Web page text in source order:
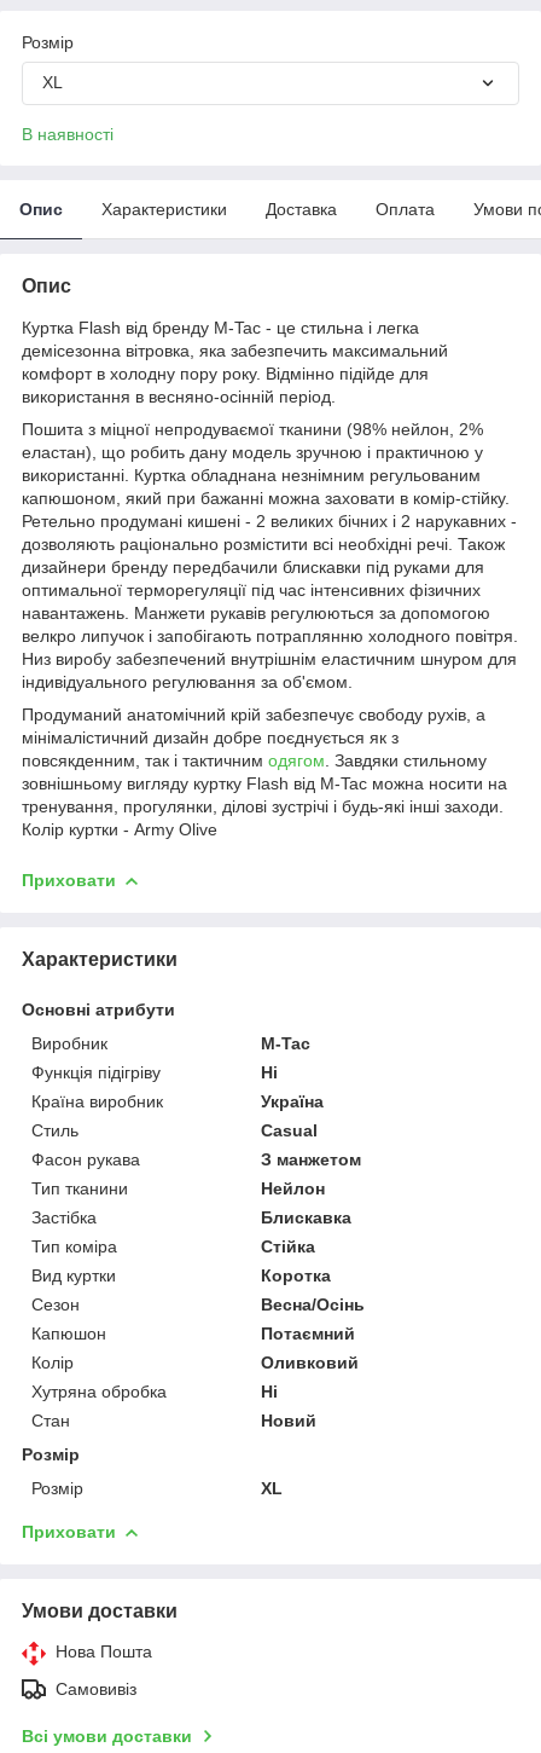
Розмір
XL
В наявності
Опис Характеристики Доставка Оплата Умови
Опис
Куртка Flash від бренду M-Tac - це стильна і легка
демісезонна вітровка, яка забезпечить максимальний
комфорт в холодну пору року. Відмінно підійде для
використання в весняно-осінній період.
Пошита з міцної непродуваємої тканини (98% нейлон, 2%
еластан), що робить дану модель зручною і практичною у
використанні. Куртка обладнана незнімним регульованим
капюшоном, який при бажанні можна заховати в комір-стійку.
Ретельно продумані кишені - 2 великих бічних і 2 нарукавних -
дозволяють раціонально розмістити всі необхідні речі. Також
дизайнери бренду передбачили блискавки під руками для
оптимальної терморегуляції під час інтенсивних фізичних
навантажень. Манжети рукавів регулюються за допомогою
велкро липучок і запобігають потраплянню холодного повітря.
Низ виробу забезпечений внутрішнім еластичним шнуром для
індивідуального регулювання за об'ємом.
Продуманий анатомічний крій забезпечує свободу рухів, а
мінімалістичний дизайн добре поєднується як з
повсякденним, так і тактичним одягом . Завдяки стильному
зовнішньому вигляду куртку Flash від M-Tac можна носити на
тренування, прогулянки, ділові зустрічі і будь-які інші заходи.
Колір куртки - Army Olive
Приховати
Характеристики
Основні атрибути
Виробник
M-Tac
Функція підігріву
Ні
Країна виробник
Україна
Стиль
Casual
Фасон рукава
З манжетом
Тип тканини
Нейлон
Застібка
Блискавка
Тип коміра
Стійка
Вид куртки
Коротка
Сезон
Весна/Осінь
Капюшон
Потаємний
Колір
Оливковий
Хутряна обробка
Ні
Стан
Новий
Розмір
Розмір
XL
Приховати
Умови доставки
Нова Пошта
Самовивіз
Всі умови доставки